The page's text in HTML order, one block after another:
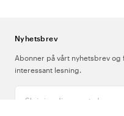
Nyhetsbrev
Abonner på vårt nyhetsbrev
interessant lesning.